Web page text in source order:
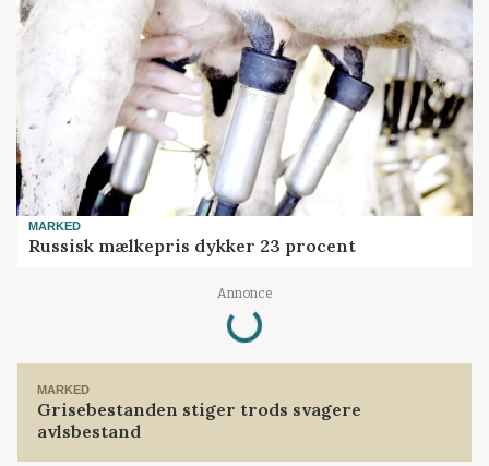
MARKED
Russisk mælkepris dykker 23 procent
Annonce
Loading...
MARKED
Grisebestanden stiger trods svagere
avlsbestand